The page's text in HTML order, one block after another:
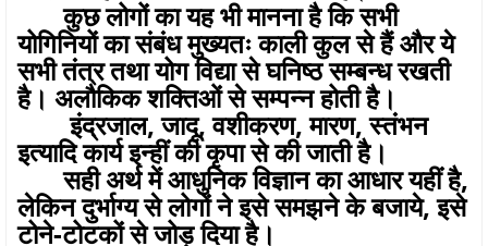
कुछ लोगों का यह भी मानना है कि सभी
योगिनियों का संबंध मुख्यतः काली कुल से हैं और ये
सभी तंत्र तथा योग विद्या से घनिष्ठ सम्बन्ध रखती
है। अलौकिक शक्तिओं से सम्पन्न होती है।
इंद्रजाल, जादू, वशीकरण, मारण, स्तंभन
इत्यादि कार्य इन्हीं की कृपा से की जाती है।
सही अर्थ में आधुनिक विज्ञान का आधार यहीं है,
लेकिन दुर्भाग्य से लोगों ने इसे समझने के बजाये, इसे
टोने-टोटकों से जोड़ दिया है।